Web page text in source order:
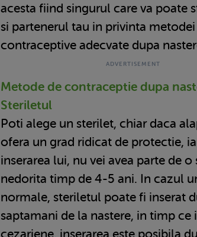
acesta fiind singurul care va poate
si partenerul tau in privinta metodei
contraceptive adecvate dupa
Metode de contraceptie dupa
Steriletul
Poti alege un sterilet, chiar daca
ofera un grad ridicat de protectie,
inserarea lui, nu vei avea parte de o
nedorita timp de 4-5 ani. In cazul
normale, steriletul poate fi inserat
saptamani de la nastere, in timp ce
cezariene, inserarea este posibila